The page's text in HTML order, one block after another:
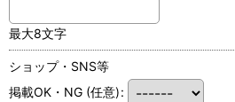
最大8文字
ショップ・SNS等
掲載OK・NG (任意):